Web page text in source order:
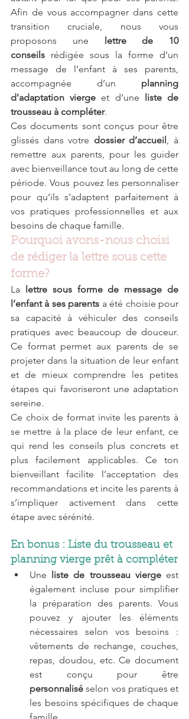
Afin de vous accompagner dans cette
transition cruciale, nous vous
proposons une lettre de 10
conseils rédigée sous la forme d’un
message de l’enfant à ses parents,
accompagnée d’un planning
d’adaptation vierge et d’une liste de
trousseau à compléter.
Ces documents sont conçus pour être
glissés dans votre dossier d’accueil, à
remettre aux parents, pour les guider
avec bienveillance tout au long de cette
période. Vous pouvez les personnaliser
pour qu’ils s’adaptent parfaitement à
vos pratiques professionnelles et aux
besoins de chaque famille.
Pourquoi avons-nous choisi
de rédiger la lettre sous cette
forme?
La lettre sous forme de message de
l’enfant à ses parents a été choisie pour
sa capacité à véhiculer des conseils
pratiques avec beaucoup de douceur.
Ce format permet aux parents de se
projeter dans la situation de leur enfant
et de mieux comprendre les petites
étapes qui favoriseront une adaptation
sereine.
Ce choix de format invite les parents à
se mettre à la place de leur enfant, ce
qui rend les conseils plus concrets et
plus facilement applicables. Ce ton
bienveillant facilite l’acceptation des
recommandations et incite les parents à
s’impliquer activement dans cette
étape avec sérénité.
En bonus : Liste du trousseau et
planning vierge prêt à compléter
Une liste de trousseau vierge est
également incluse pour simplifier
la préparation des parents. Vous
pouvez y ajouter les éléments
nécessaires selon vos besoins :
vêtements de rechange, couches,
repas, doudou, etc. Ce document
personnalisé selon vos pratiques et
les besoins spécifiques de chaque